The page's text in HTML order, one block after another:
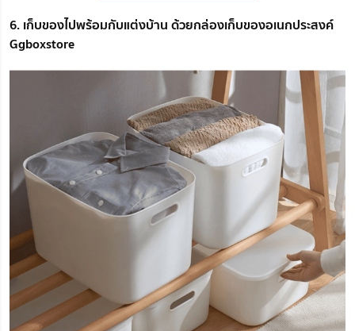
6. เก็บของไปพร้อมกับแต่งบ้าน ด้วยกล่องเก็บของอเนกประสงค์
Ggboxstore